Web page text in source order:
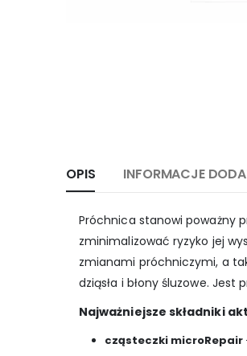
OPIS INFORMACJE
Próchnica stanowi poważny
zminimalizować ryzyko jej
zmianami próchniczymi, a
dziąsła i błony śluzowe.
Najważniejsze składniki
cząsteczki microRepair